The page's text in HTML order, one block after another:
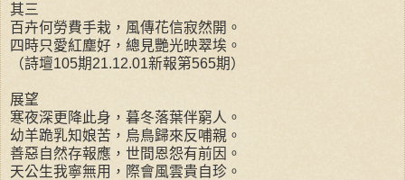
其三
百卉何勞費手栽，風傳花信寂然開。
四時只愛紅塵好，總見艷光映翠埃。
（詩壇105期21.12.01新報第565期）
展望
寒夜深更降此身，暮冬落葉伴窮人。
幼羊跪乳知娘苦，烏鳥歸來反哺親。
善惡自然存報應，世間恩怨有前因。
天公生我寧無用，際會風雲貴自珍。